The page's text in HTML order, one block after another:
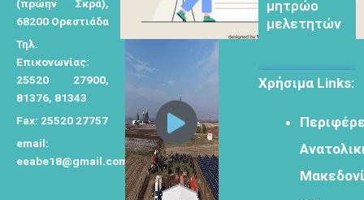
α
:
(πρώην Σκρά),
68200 Ορεστιάδα
Τηλ.
Επικονωνίας:
25520 27900,
81376, 81343
Fax: 25520 27757
email:
eeabe18@gmail.com
μελετητών
εγγραφής για
δημιουργικό
τουρισμό
Χρήσιμα Links: